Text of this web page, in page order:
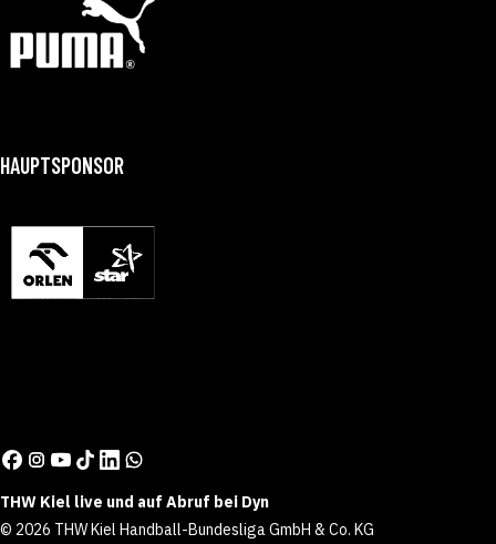
HAUPTSPONSOR
THW Kiel live und auf Abruf bei Dyn
© 2026 THW Kiel Handball-Bundesliga GmbH & Co. KG